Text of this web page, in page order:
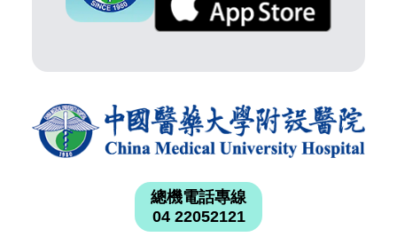
總機電話專線
04 22052121